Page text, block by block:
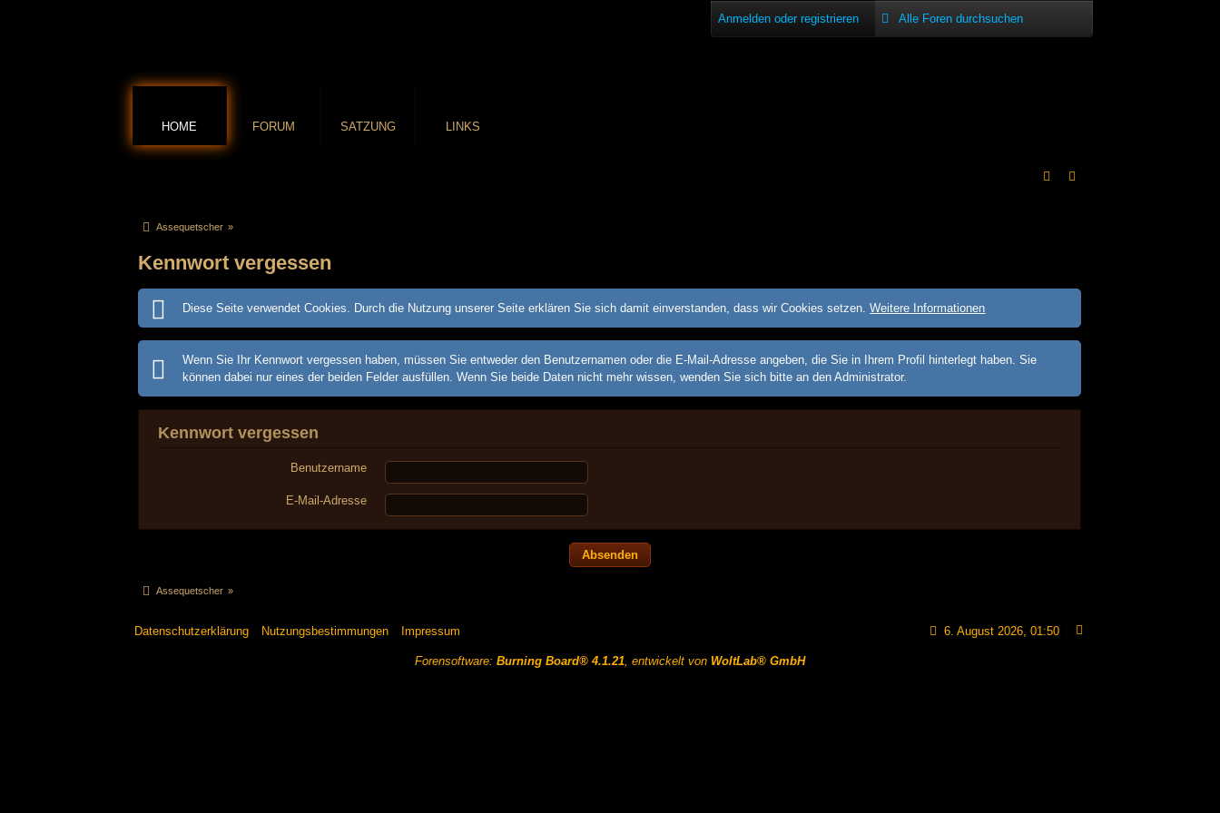
Anmelden oder registrieren
HOME FORUM SATZUNG LINKS
Assequetscher »
Kennwort vergessen
Diese Seite verwendet Cookies. Durch die Nutzung unserer Seite erklären Sie sich damit einverstanden, dass wir Cookies setzen.Weitere Informationen
Wenn Sie Ihr Kennwort vergessen haben, müssen Sie entweder den Benutzernamen oder die E-Mail-Adresse angeben, die Sie in Ihrem Profil hinterlegt haben. Sie
können dabei nur eines der beiden Felder ausfüllen. Wenn Sie beide Daten nicht mehr wissen, wenden Sie sich bitte an den Administrator.
Kennwort vergessen
Benutzername
E-Mail-Adresse
Assequetscher »
Datenschutzerklärung Nutzungsbestimmungen Impressum 6. August 2026, 01:50
Forensoftware: Burning Board® 4.1.21, entwickelt von WoltLab® GmbH